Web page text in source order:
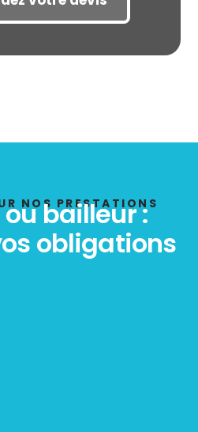
NOS PRESTATIONS
bailleur :
obligations